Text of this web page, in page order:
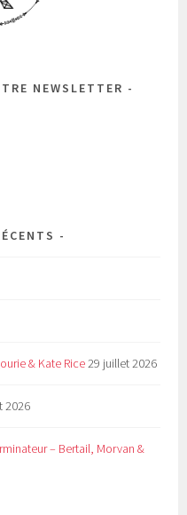
NEWSLETTER
& Kate Rice29 juillet 2026
2026
– Bertail, Morvan &